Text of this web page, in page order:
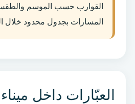
القوارب حسب الموسم
المسارات بجدول محدود خلال
العبّارات داخل